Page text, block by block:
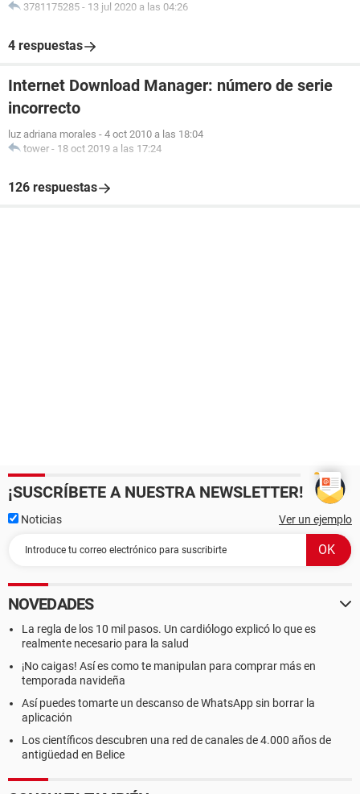
3781175285 - 13 jul 2020 a las 04:26
4 respuestas
Internet Download Manager: número de serie
incorrecto
luz adriana morales - 4 oct 2010 a las 18:04
tower - 18 oct 2019 a las 17:24
126 respuestas
¡SUSCRÍBETE A NUESTRA NEWSLETTER!
Noticias Ver un ejemplo
NOVEDADES
La regla de los 10 mil pasos. Un cardiólogo explicó lo que es
realmente necesario para la salud
¡No caigas! Así es como te manipulan para comprar más en
temporada navideña
Así puedes tomarte un descanso de WhatsApp sin borrar la
aplicación
Los científicos descubren una red de canales de 4.000 años de
antigüedad en Belice